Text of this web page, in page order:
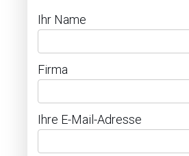
Ihr Name
Firma
Ihre E-Mail-Adresse